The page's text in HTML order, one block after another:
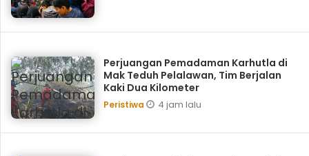
Perjuangan Pemadaman Karhutla di
Mak Teduh Pelalawan, Tim Berjalan
Kaki Dua Kilometer
Peristiwa 4 jam lalu